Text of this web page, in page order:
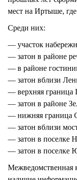
мест на Иртыше,
Среди них:
— участок
— затон в районе
— в районе
— затон вблизи
— верхняя граница
— затон в районе
— нижняя граница
— затон вблизи
— затон в поселке
— затон в поселке
Межведомственная